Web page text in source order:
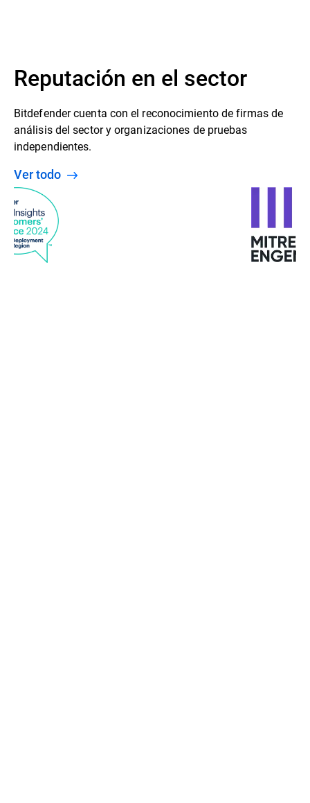
Reputación en el sector
Bitdefender cuenta con el reconocimiento de firmas de
análisis del sector y organizaciones de pruebas
independientes.
Ver todo